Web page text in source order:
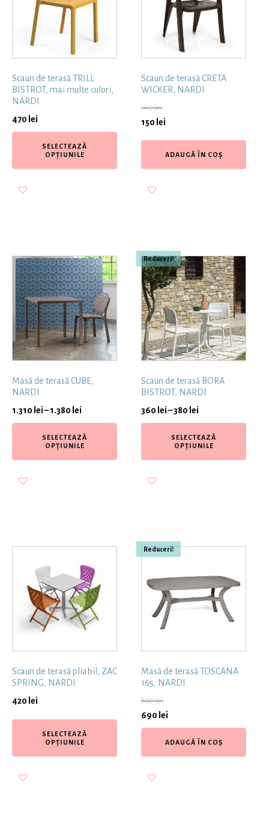
Scaun de terasă TRILL
BISTROT, mai multe culori,
NARDI
470 lei
SELECTEAZĂ
OPȚIUNILE
Scaun de terasă CRETA
WICKER, NARDI
180lei
150 lei
ADAUGĂ ÎN COȘ
Masă de terasă CUBE,
NARDI
1.310 lei–1.380 lei
SELECTEAZĂ
OPȚIUNILE
Reduceri!
Scaun de terasă BORA
BISTROT, NARDI
360 lei–380 lei
SELECTEAZĂ
OPȚIUNILE
Scaun de terasă pliabil, ZAC
SPRING, NARDI
420 lei
SELECTEAZĂ
OPȚIUNILE
Reduceri!
Masă de terasă TOSCANA
165, NARDI
860lei
690 lei
ADAUGĂ ÎN COȘ